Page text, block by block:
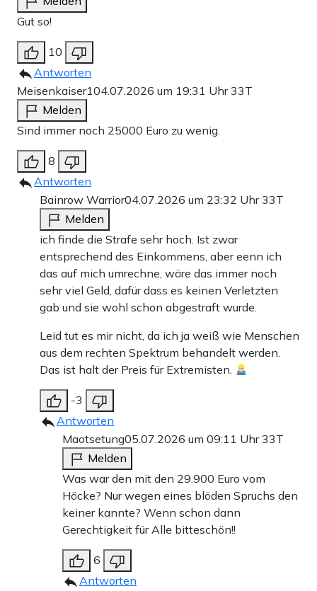
Gut so!
10
Antworten
Meisenkaiser104.07.2026 um 19:31 Uhr33T
Melden
Sind immer noch 25000 Euro zu wenig.
8
Antworten
Bainrow Warrior04.07.2026 um 23:32 Uhr33T
Melden
ich finde die Strafe sehr hoch. Ist zwar
entsprechend des Einkommens, aber eenn ich
das auf mich umrechne, wäre das immer noch
sehr viel Geld, dafür dass es keinen Verletzten
gab und sie wohl schon abgestraft wurde.
Leid tut es mir nicht, da ich ja weiß wie Menschen
aus dem rechten Spektrum behandelt werden.
Das ist halt der Preis für Extremisten.
-3
Antworten
Maotsetung05.07.2026 um 09:11 Uhr33T
Melden
Was war den mit den 29.900 Euro vom
Höcke? Nur wegen eines blöden Spruchs den
keiner kannte? Wenn schon dann
Gerechtigkeit für Alle bitteschön!!
6
Antworten